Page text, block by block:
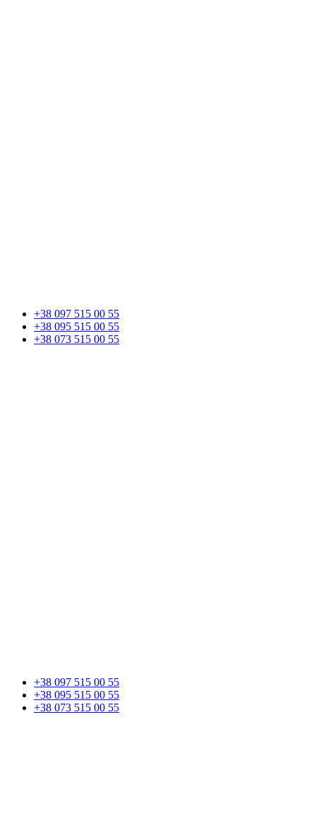
+38 097 515 00 55
+38 095 515 00 55
+38 073 515 00 55
+38 097 515 00 55
+38 095 515 00 55
+38 073 515 00 55